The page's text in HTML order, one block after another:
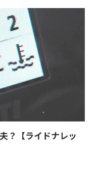
？【ライドナレッ